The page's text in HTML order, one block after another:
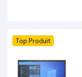
Top Produit